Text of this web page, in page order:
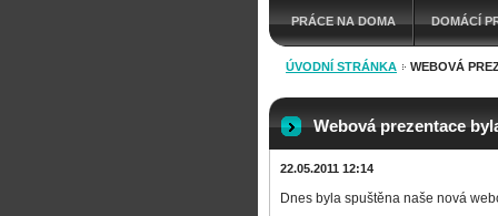
PRÁCE NA DOMA DOMÁCÍ
SMS SOUTĚŽE O PENÍZE
PRÁCE DOMA BEZ PODVODU A
KOMPLETACE VÝROBKŮ DOMA
ÚVODNÍ STRÁNKA WEBOVÁ
Webová prezentace
22.05.2011 12:14
Dnes byla spuštěna naše nová